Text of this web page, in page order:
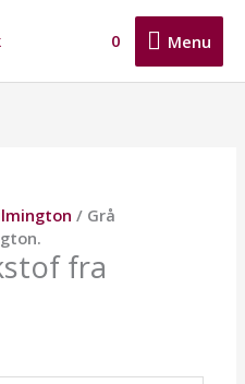
Menu
Menu
0
/ Grå
fra